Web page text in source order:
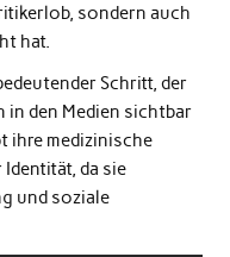
sondern auch
hat.
Schritt, der
in den Medien sichtbar
ihre medizinische
da sie
und soziale